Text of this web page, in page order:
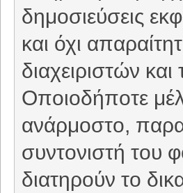
δημοσιεύσεις
και όχι
διαχειριστών
Οποιοδήποτε
ανάρμοστο,
συντονιστή του
διατηρούν το